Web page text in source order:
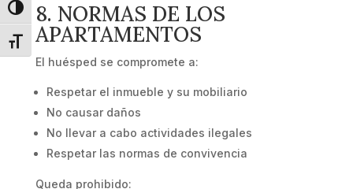
Alternar alto contraste
Alternar tamaño de letra
8. NORMAS DE LOS
APARTAMENTOS
El huésped se compromete a:
Respetar el inmueble y su mobiliario
No causar daños
No llevar a cabo actividades ilegales
Respetar las normas de convivencia
Queda prohibido: